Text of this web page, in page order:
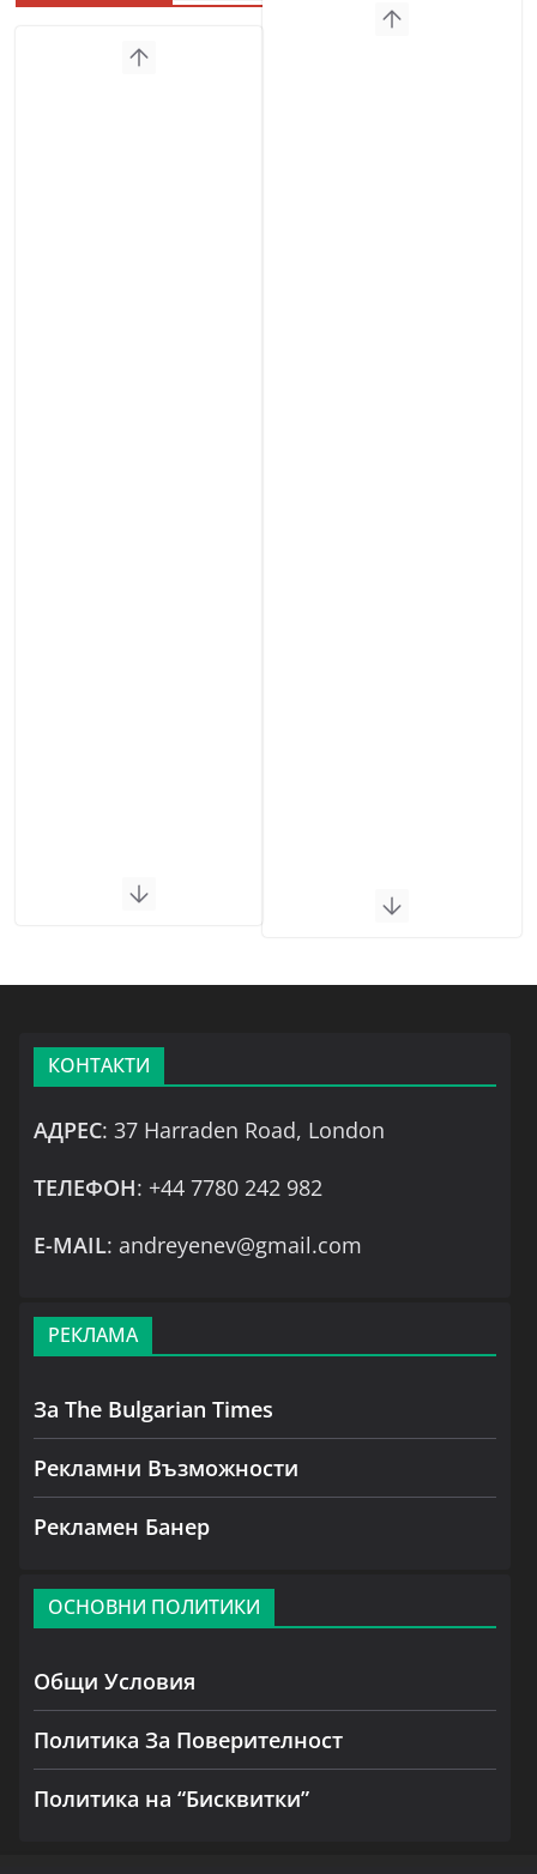
КОНТАКТИ
АДРЕС: 37 Harraden Road, London
ТЕЛЕФОН: +44 7780 242 982
Е-MAIL: andreyenev@gmail.com
РЕКЛАМА
За The Bulgarian Times
Рекламни Възможности
Рекламен Банер
ОСНОВНИ ПОЛИТИКИ
Общи Условия
Политика За Поверителност
Политика на “Бисквитки”